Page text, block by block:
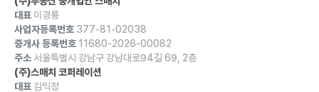
대표 이경룡
사업자등록번호 377-81-02038
중개사 등록번호 11680-2026-00082
주소 서울특별시 강남구 강남대로94길 69, 2층
(주)스매치 코퍼레이션
대표 김익정